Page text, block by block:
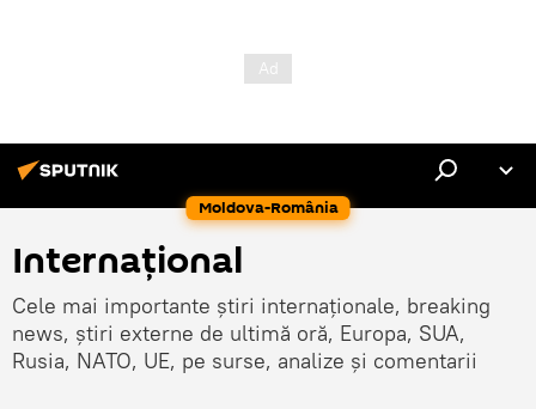
Moldova-România
Internaţional
Cele mai importante știri internaționale, breaking
news, știri externe de ultimă oră, Europa, SUA,
Rusia, NATO, UE, pe surse, analize și comentarii